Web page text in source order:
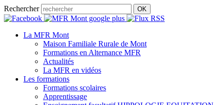
Rechercher
La MFR Mont
Maison Familiale Rurale de Mont
Formations en Alternance MFR
Actualités
La MFR en vidéos
Les formations
Formations scolaires
Apprentissage